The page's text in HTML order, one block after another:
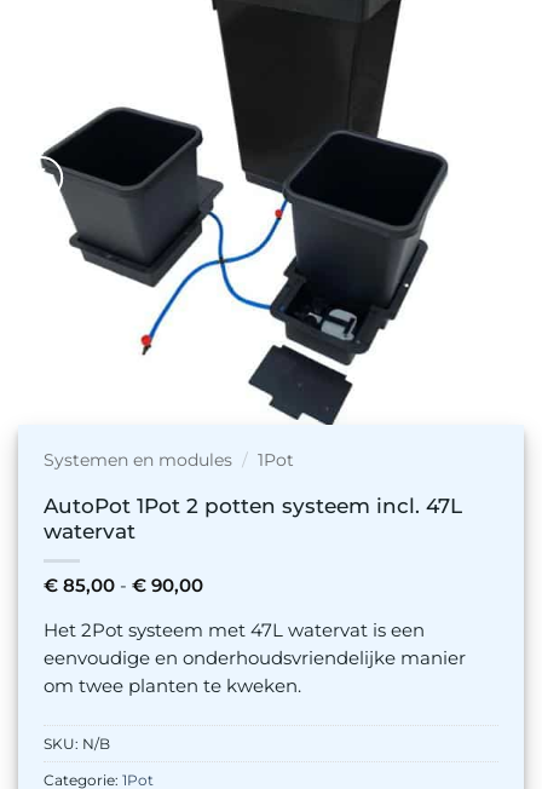
Systemen en modules / 1Pot
AutoPot 1Pot 2 potten systeem incl. 47L
watervat
€85,00 - €90,00Prijsklasse:
€ 90,00
Het 2Pot systeem met 47L watervat is een
eenvoudige en onderhoudsvriendelijke manier
om twee planten te kweken.
SKU: N/B
Categorie: 1Pot